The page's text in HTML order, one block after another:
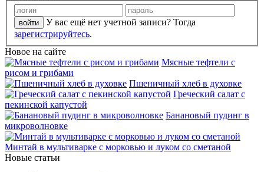
У вас ещё нет учетной записи? Тогда
зарегистрируйтесь.
Новое на сайте
Мясные тефтели с
рисом и грибами
Пшеничный хлеб в духовке
Греческий салат с
пекинской капустой
Банановый пудинг в
микроволновке
Минтай в мультиварке с морковью и луком со сметаной
Новые статьи